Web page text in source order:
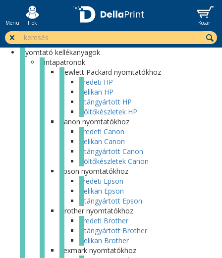
Menü Fiók Kosár
Nyomtató kellékanyagok
Tintapatronok
Hewlett Packard nyomtatókhoz
Eredeti HP
Pelikan HP
Utángyártott HP
Töltőkészletek HP
Canon nyomtatókhoz
Eredeti Canon
Pelikan Canon
Utángyártott Canon
Töltőkészletek Canon
Epson nyomtatókhoz
Eredeti Epson
Pelikan Epson
Utángyártott Epson
Brother nyomtatókhoz
Eredeti Brother
Utángyártott Brother
Pelikan Brother
Lexmark nyomtatókhoz